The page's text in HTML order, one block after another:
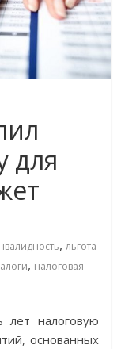
для
,льгота
, налоговая
лет налоговую
основанных